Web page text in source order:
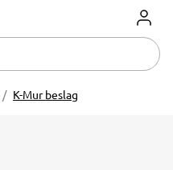
Log
K-Mur beslag